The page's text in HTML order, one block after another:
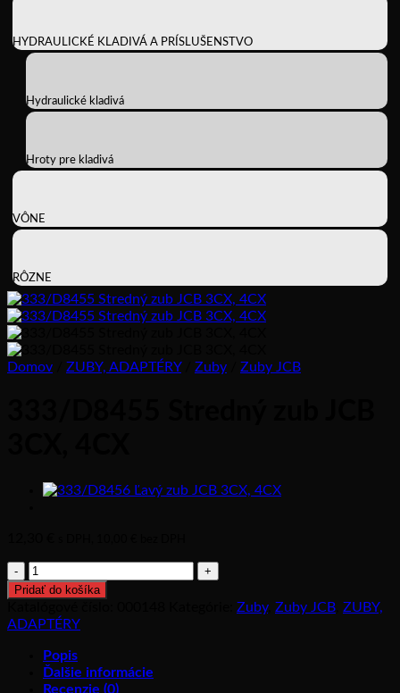
HYDRAULICKÉ KLADIVÁ A PRÍSLUŠENSTVO
Hydraulické kladivá
Hroty pre kladivá
VÔNE
RÔZNE
Domov ZUBY, ADAPTÉRY Zuby Zuby JCB
množstvo
333/D8455
Stredný
zub
3CX,
4CX
Pridať do košíka
Zuby, Zuby JCB ZUBY,
ADAPTÉRY
Popis
Ďalšie informácie
Recenzie (0)